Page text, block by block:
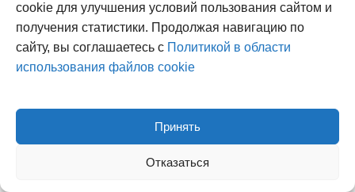
cookie для улучшения условий пользования сайтом и
получения статистики. Продолжая навигацию по
сайту, вы соглашаетесь с Политикой в области
использования файлов cookie
Принять
Отказаться